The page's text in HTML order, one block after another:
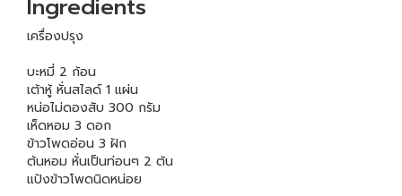
Ingredients
เครื่องปรุง
บะหมี่ 2 ก้อน
เต้าหู้ หั่นสไลด์ 1 แผ่น
หน่อไม่ดองสับ 300 กรัม
เห็ดหอม 3 ดอก
ข้าวโพดอ่อน 3 ฝัก
ต้นหอม หั่นเป็นท่อนๆ 2 ต้น
แป้งข้าวโพดนิดหน่อย